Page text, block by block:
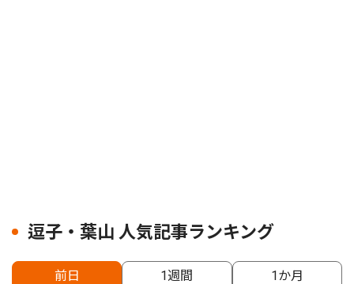
逗子・葉山 人気記事ランキング
前日 1週間 1か月